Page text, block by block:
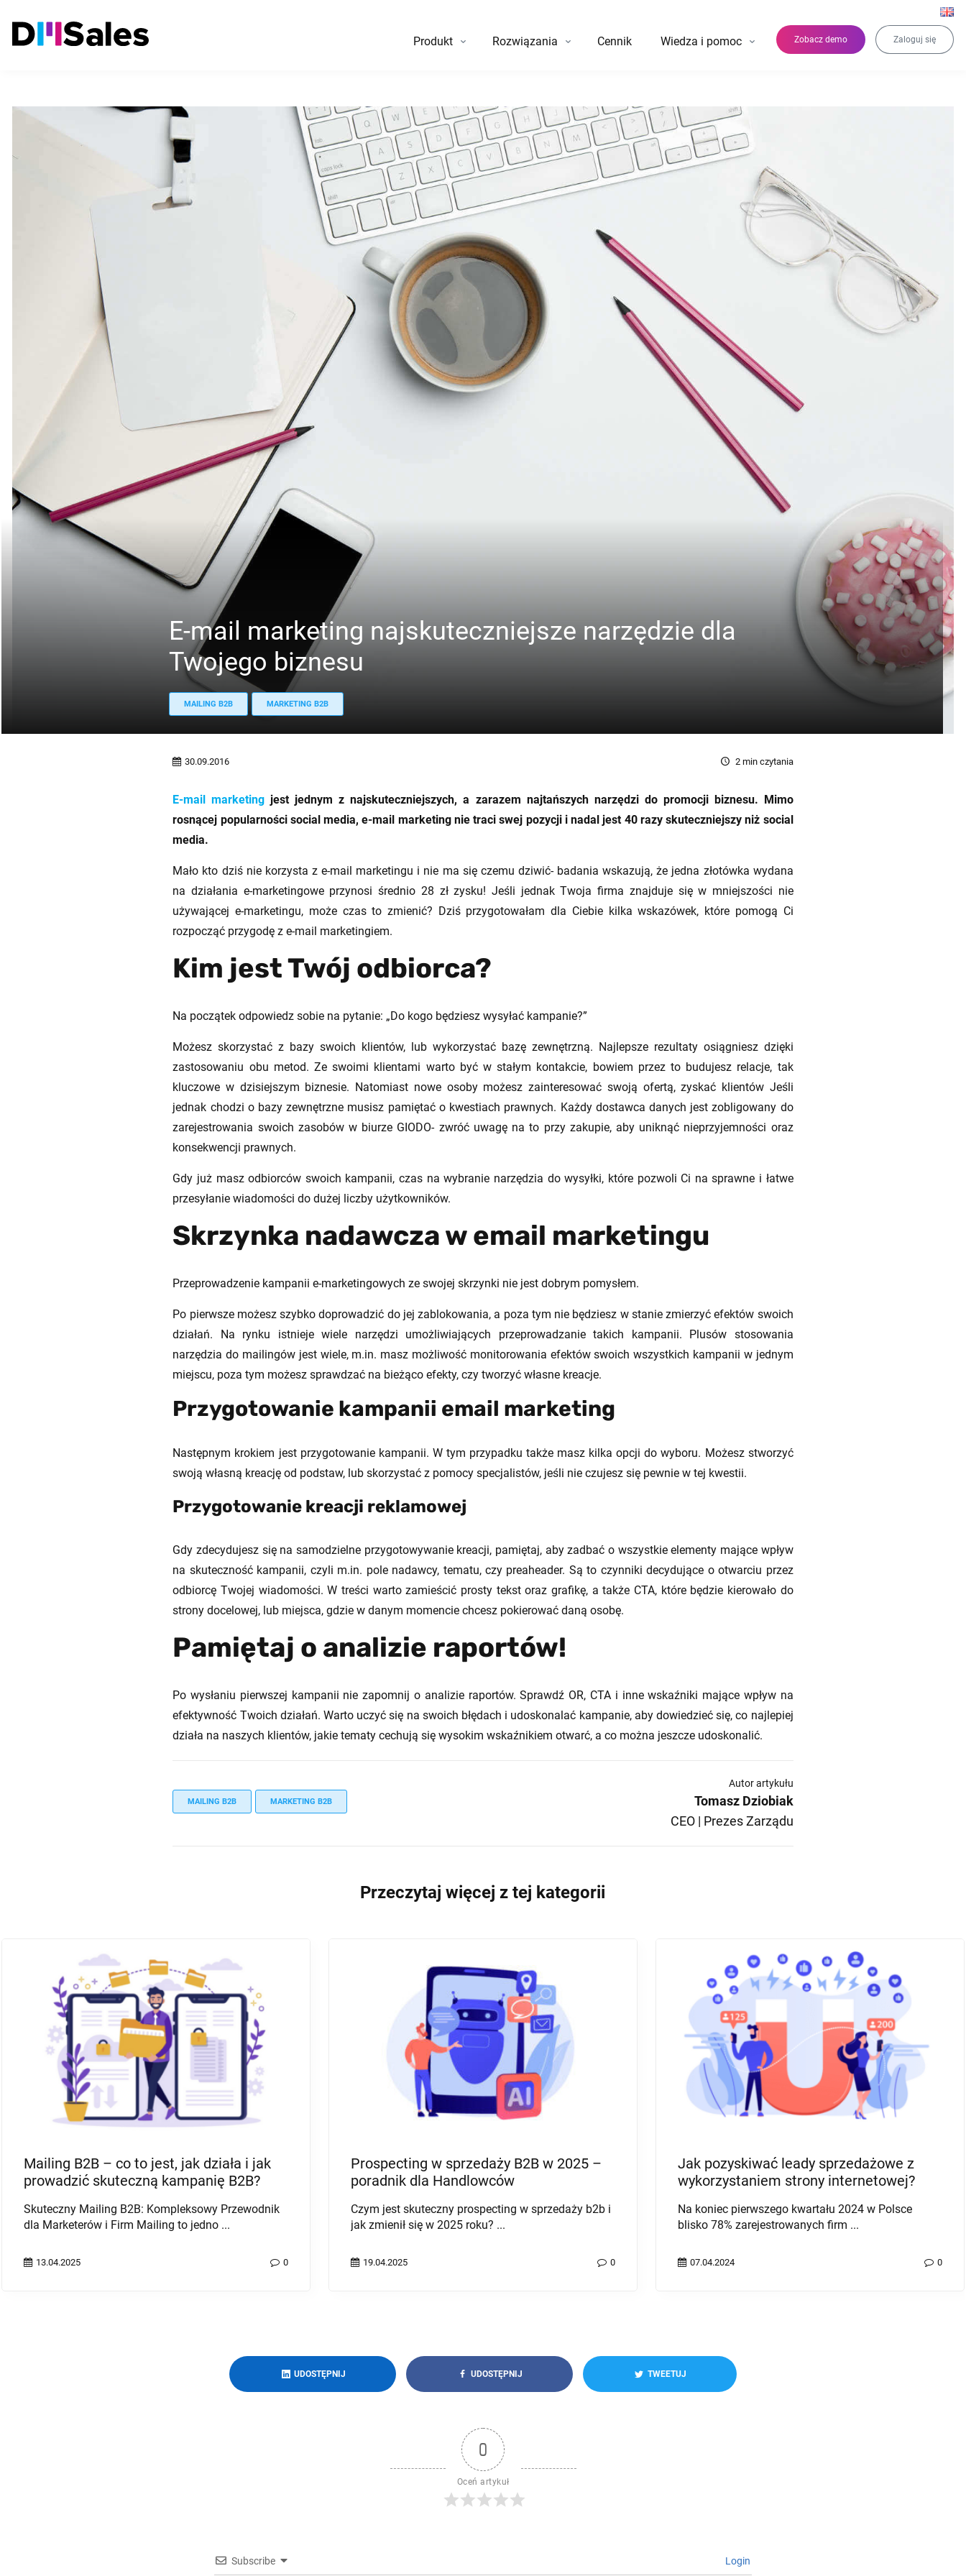
Zobacz demo Zaloguj się
Produkt Rozwiązania Cennik Wiedza i pomoc
E-mail marketing najskuteczniejsze narzędzie dla
Twojego biznesu
MAILING B2B MARKETING B2B
2 min czytania
30.09.2016
E-mail marketing jest jednym z najskuteczniejszych, a zarazem najtańszych narzędzi do promocji biznesu. Mimo
rosnącej popularności social media, e-mail marketing nie traci swej pozycji i nadal jest 40 razy skuteczniejszy niż social
media.
Mało kto dziś nie korzysta z e-mail marketingu i nie ma się czemu dziwić- badania wskazują, że jedna złotówka wydana
na działania e-marketingowe przynosi średnio 28 zł zysku! Jeśli jednak Twoja firma znajduje się w mniejszości nie
używającej e-marketingu, może czas to zmienić? Dziś przygotowałam dla Ciebie kilka wskazówek, które pomogą Ci
rozpocząć przygodę z e-mail marketingiem.
Kim jest Twój odbiorca?
Na początek odpowiedz sobie na pytanie: „Do kogo będziesz wysyłać kampanie?”
Możesz skorzystać z bazy swoich klientów, lub wykorzystać bazę zewnętrzną. Najlepsze rezultaty osiągniesz dzięki
zastosowaniu obu metod. Ze swoimi klientami warto być w stałym kontakcie, bowiem przez to budujesz relacje, tak
kluczowe w dzisiejszym biznesie. Natomiast nowe osoby możesz zainteresować swoją ofertą, zyskać klientów Jeśli
jednak chodzi o bazy zewnętrzne musisz pamiętać o kwestiach prawnych. Każdy dostawca danych jest zobligowany do
zarejestrowania swoich zasobów w biurze GIODO- zwróć uwagę na to przy zakupie, aby uniknąć nieprzyjemności oraz
konsekwencji prawnych.
Gdy już masz odbiorców swoich kampanii, czas na wybranie narzędzia do wysyłki, które pozwoli Ci na sprawne i łatwe
przesyłanie wiadomości do dużej liczby użytkowników.
Skrzynka nadawcza w email marketingu
Przeprowadzenie kampanii e-marketingowych ze swojej skrzynki nie jest dobrym pomysłem.
Po pierwsze możesz szybko doprowadzić do jej zablokowania, a poza tym nie będziesz w stanie zmierzyć efektów swoich
działań. Na rynku istnieje wiele narzędzi umożliwiających przeprowadzanie takich kampanii. Plusów stosowania
narzędzia do mailingów jest wiele, m.in. masz możliwość monitorowania efektów swoich wszystkich kampanii w jednym
miejscu, poza tym możesz sprawdzać na bieżąco efekty, czy tworzyć własne kreacje.
Przygotowanie kampanii email marketing
Następnym krokiem jest przygotowanie kampanii. W tym przypadku także masz kilka opcji do wyboru. Możesz stworzyć
swoją własną kreację od podstaw, lub skorzystać z pomocy specjalistów, jeśli nie czujesz się pewnie w tej kwestii.
Przygotowanie kreacji reklamowej
Gdy zdecydujesz się na samodzielne przygotowywanie kreacji, pamiętaj, aby zadbać o wszystkie elementy mające wpływ
na skuteczność kampanii, czyli m.in. pole nadawcy, tematu, czy preaheader. Są to czynniki decydujące o otwarciu przez
odbiorcę Twojej wiadomości. W treści warto zamieścić prosty tekst oraz grafikę, a także CTA, które będzie kierowało do
strony docelowej, lub miejsca, gdzie w danym momencie chcesz pokierować daną osobę.
Pamiętaj o analizie raportów!
Po wysłaniu pierwszej kampanii nie zapomnij o analizie raportów. Sprawdź OR, CTA i inne wskaźniki mające wpływ na
efektywność Twoich działań. Warto uczyć się na swoich błędach i udoskonalać kampanie, aby dowiedzieć się, co najlepiej
działa na naszych klientów, jakie tematy cechują się wysokim wskaźnikiem otwarć, a co można jeszcze udoskonalić.
MAILING B2B MARKETING B2B
Autor artykułu
Tomasz Dziobiak
CEO | Prezes Zarządu
Przeczytaj więcej z tej kategorii
Prospecting w sprzedaży B2B w 2025 –
poradnik dla Handlowców
Czym jest skuteczny prospecting w sprzedaży b2b i
jak zmienił się w 2025 roku? ...
19.04.2025 0
GENEROWANIE LEADÓW B2B SPRZEDAŻ B2B
MARKETING B2B
Jak pozyskiwać leady sprzedażowe z
wykorzystaniem strony internetowej?
Na koniec pierwszego kwartału 2024 w Polsce
blisko 78% zarejestrowanych firm ...
07.04.2024 0
Bazy danych B2C w marketing
automation — segmentacja i scenariusze
Marketing automation bez dobrych danych
wejściowych to system, który podejmuje ...
21.06.2026 0
STRATEGIA MARKETINGOWA ANALIZA RYNKU
SEGMENTACJA KLIENTÓW MARKETING B2B
UDOSTĘPNIJ UDOSTĘPNIJ TWEETUJ
0
Oceń artykuł
Subscribe Login